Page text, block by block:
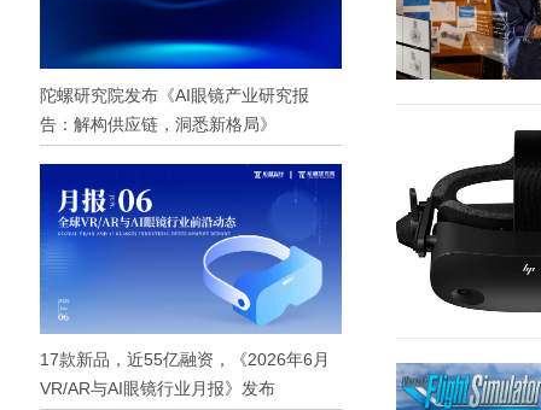
陀螺研究院发布《AI眼镜产业研究报
告：解构供应链，洞悉新格局》
17款新品，近55亿融资，《2026年6月
VR/AR与AI眼镜行业月报》发布